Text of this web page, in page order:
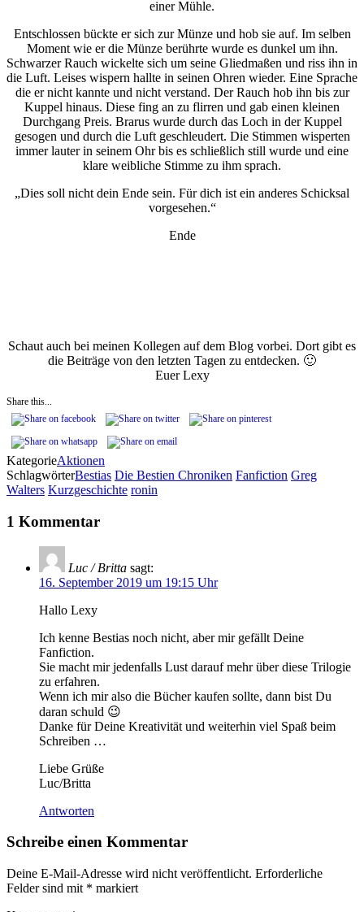
einer Mühle.
Entschlossen bückte er sich zur Münze und hob sie auf. Im selben
Moment wie er die Münze berührte wurde es dunkel um ihn.
Schwarzer Rauch wickelte sich um seine Gliedmaßen und riss ihn in
die Luft. Leises wispern hallte in seinen Ohren wieder. Eine Sprache
die er nicht kannte und nicht verstand. Der Rauch hob ihn bis zur
Kuppel hinaus. Diese fing an zu flirren und gab einen kleinen
Durchgang Preis. Brarus wurde durch das Loch in der Kuppel
gesogen und durch die Luft geschleudert. Die Stimmen wisperten
immer lauter in seinem Ohr bis es schließlich still wurde und eine
klare weibliche Stimme zu ihm sprach.
„Dies soll nicht dein Ende sein. Für dich ist ein anderes Schicksal
vorgesehen.“
Ende
Schaut auch bei meinen Kollegen auf dem Blog vorbei. Dort gibt es
die Beiträge von den letzten Tagen zu entdecken. 🙂
Euer Lexy
Share this...
KategorieAktionen
SchlagwörterBestias Die Bestien Chroniken Fanfiction Greg
Walters Kurzgeschichte ronin
1 Kommentar
Luc / Britta sagt:
16. September 2019 um 19:15 Uhr
Hallo Lexy
Ich kenne Bestias noch nicht, aber mir gefällt Deine
Fanfiction.
Sie macht mir jedenfalls Lust darauf mehr über diese Trilogie
zu erfahren.
Wenn ich mir also die Bücher kaufen sollte, dann bist Du
daran schuld 😉
Danke für Deine Kreativität und weiterhin viel Spaß beim
Schreiben …
Liebe Grüße
Luc/Britta
Antworten
Schreibe einen Kommentar
Deine E-Mail-Adresse wird nicht veröffentlicht. Erforderliche
Felder sind mit * markiert